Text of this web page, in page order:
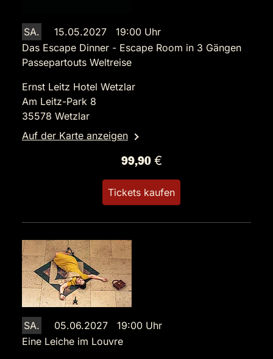
SA.
15.05.2027 19:00 Uhr
Das Escape Dinner - Escape Room in 3 Gängen
Passepartouts Weltreise
Ernst Leitz Hotel Wetzlar
Am Leitz-Park 8
35578 Wetzlar
Auf der Karte anzeigen
99,90 €
Tickets kaufen
SA.
05.06.2027 19:00 Uhr
Eine Leiche im Louvre